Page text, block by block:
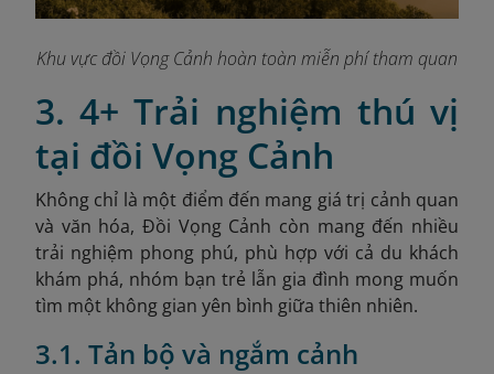
Khu vực đồi Vọng Cảnh hoàn toàn miễn phí tham quan
3. 4+ Trải nghiệm thú vị
tại đồi Vọng Cảnh
Không chỉ là một điểm đến mang giá trị cảnh quan
và văn hóa, Đồi Vọng Cảnh còn mang đến nhiều
trải nghiệm phong phú, phù hợp với cả du khách
khám phá, nhóm bạn trẻ lẫn gia đình mong muốn
tìm một không gian yên bình giữa thiên nhiên.
3.1. Tản bộ và ngắm cảnh